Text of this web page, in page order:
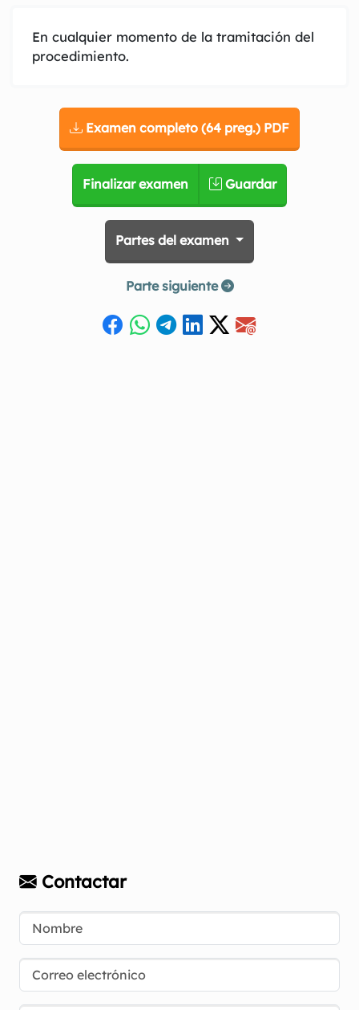
En cualquier momento de la tramitación del
procedimiento.
Examen completo (64 preg.) PDF
Finalizar examen Guardar
Partes del examen
Parte siguiente
Contactar